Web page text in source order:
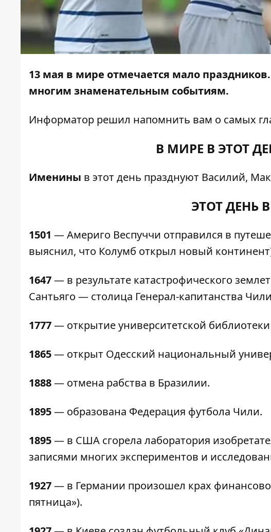
13 мая в мире отмечается мало
многим знаменательным событиям.
Информатор решил напомнить вам о самых
В МИРЕ В ЭТОТ
Именины в этот день празднуют Василий,
ЭТОТ ДЕНЬ
1501 — Америго Веспуччи отправился в
выяснил, что Колумб открыл новый
1647— в результате катастрофического
Сантьяго — столица Генерал-капитанства
1777— открытие университетской
1865— открыт Одесский национальный
1888— отмена рабства в Бразилии.
1895— образована Федерация футбола Чили.
1895— в США сгорела лаборатория
записями многих экспериментов и
1927— в Германии произошел крах
пятница»).